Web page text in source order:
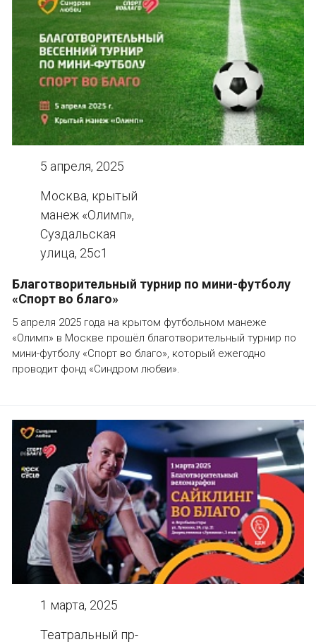
5 апреля, 2025
Москва, крытый
манеж «Олимп»,
Суздальская
улица, 25с1
Благотворительный турнир по мини-футболу
«Спорт во благо»
5 апреля 2025 года на крытом футбольном манеже
«Олимп» в Москве прошёл благотворительный турнир по
мини-футболу «Спорт во благо», который ежегодно
проводит фонд «Синдром любви».
1 марта, 2025
Театральный пр-